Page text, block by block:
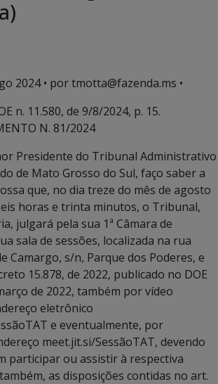
2024• por tmotta@fazenda.ms •
n. 11.580, de 9/8/2024, p. 15.
N. 81/2024
Presidente do Tribunal Administrativo
de Mato Grosso do Sul, faço saber a
que, no dia treze do mês de agosto
horas e trinta minutos, o Tribunal,
julgará pela sua 1ª Câmara de
sala de sessões, localizada na rua
Camargo, s/n, Parque dos Poderes, e
15.878, de 2022, publicado no DOE
de 2022, também por vídeo
eletrônico
e eventualmente, por
meet.jit.si/SessãoTAT, devendo
participar ou assistir à respectiva
as disposições contidas no art.